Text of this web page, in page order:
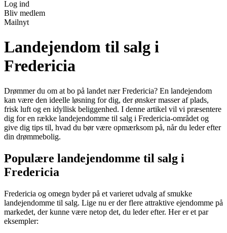
Log ind
Bliv medlem
Mailnyt
Landejendom til salg i
Fredericia
Drømmer du om at bo på landet nær Fredericia? En landejendom
kan være den ideelle løsning for dig, der ønsker masser af plads,
frisk luft og en idyllisk beliggenhed. I denne artikel vil vi præsentere
dig for en række landejendomme til salg i Fredericia-området og
give dig tips til, hvad du bør være opmærksom på, når du leder efter
din drømmebolig.
Populære landejendomme til salg i
Fredericia
Fredericia og omegn byder på et varieret udvalg af smukke
landejendomme til salg. Lige nu er der flere attraktive ejendomme på
markedet, der kunne være netop det, du leder efter. Her er et par
eksempler: